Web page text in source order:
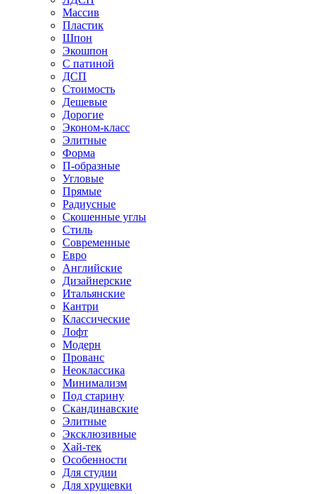
Массив
Пластик
Шпон
Экошпон
С патиной
ДСП
Стоимость
Дешевые
Дорогие
Эконом-класс
Элитные
Форма
П-образные
Угловые
Прямые
Радиусные
Скошенные углы
Стиль
Современные
Евро
Английские
Дизайнерские
Итальянские
Кантри
Классические
Лофт
Модерн
Прованс
Неоклассика
Минимализм
Под старину
Скандинавские
Элитные
Эксклюзивные
Хай-тек
Особенности
Для студии
Для хрущевки